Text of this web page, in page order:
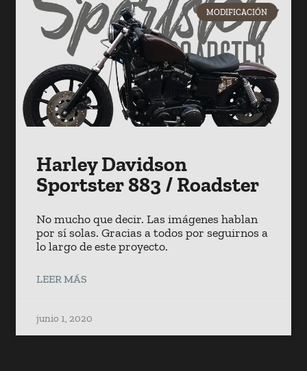
MODIFICACIÓN
Harley Davidson
Sportster 883 / Roadster
No mucho que decir. Las imágenes hablan
por sí solas. Gracias a todos por seguirnos a
lo largo de este proyecto.
LEER MÁS
junio 1, 2020